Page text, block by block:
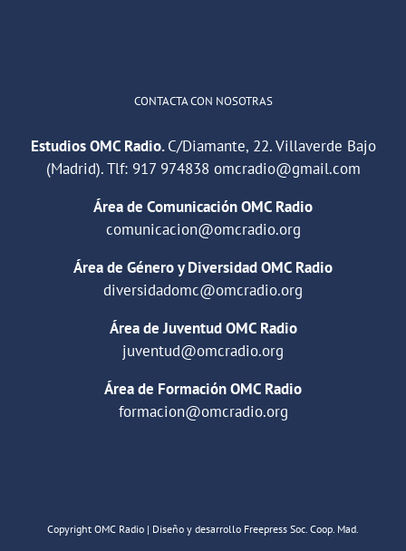
CONTACTA CON NOSOTRAS
Estudios OMC Radio.C/Diamante, 22. Villaverde Bajo
(Madrid). Tlf: 917 974838 omcradio@gmail.com
Área de Comunicación OMC Radio
comunicacion@omcradio.org
Área de Género y Diversidad OMC Radio
diversidadomc@omcradio.org
Área de Juventud OMC Radio
juventud@omcradio.org
Área de Formación OMC Radio
formacion@omcradio.org
Copyright OMC Radio | Diseño y desarrollo Freepress Soc. Coop. Mad.